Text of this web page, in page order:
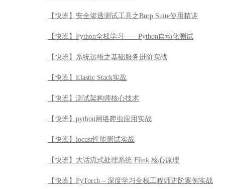
【快班】安全渗透测试工具之Burp Suite使用精讲
【快班】Python全栈学习——Python自动化测试
【快班】系统运维之基础服务进阶实战
【快班】Elastic Stack实战
【快班】测试架构师核心技术
【快班】python网络爬虫应用实战
【快班】locust性能测试实战
【快班】大话流式处理系统 Flink 核心原理
【快班】PyTorch – 深度学习全栈工程师进阶案例实战